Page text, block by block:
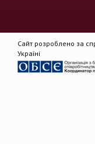
Сайт розроблено за
Україні